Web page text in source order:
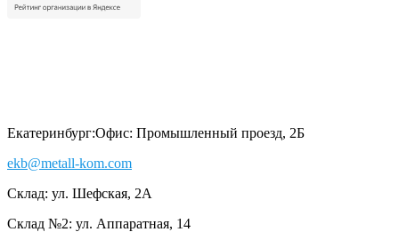
Екатеринбург:Офис: Промышленный проезд, 2Б
ekb@metall-kom.com
Склад: ул. Шефская, 2А
Склад №2: ул. Аппаратная, 14